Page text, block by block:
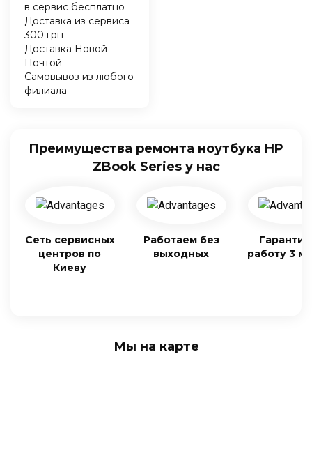
в сервис бесплатно
Доставка из сервиса
300 грн
Доставка Новой
Почтой
Самовывоз из любого
филиала
Преимущества ремонта ноутбука HP
ZBook Series у нас
Сеть сервисных
центров по
Киеву
Работаем без
выходных
работу 3
Мы на карте